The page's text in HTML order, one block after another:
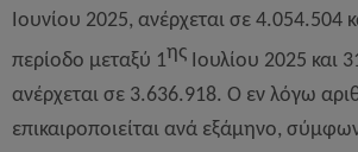
Ιουνίου 2025, ανέρχεται σε 4.054.504
περίοδο μεταξύ 1ης Ιουλίου 2025 και 3
ανέρχεται σε 3.636.918. Ο εν λόγω
επικαιροποιείται ανά εξάμηνο,